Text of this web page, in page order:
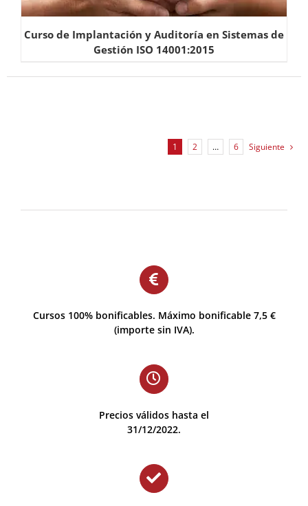
Curso de Implantación y Auditoría en Sistemas de
Gestión ISO 14001:2015
1 2 … 6 Siguiente
Cursos 100% bonificables. Máximo bonificable 7,5 €
(importe sin IVA).
Precios válidos hasta el
31/12/2022.